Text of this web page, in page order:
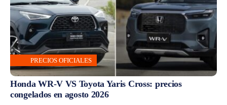
PRECIOS OFICIALES
Honda WR-V VS Toyota Yaris Cross: precios
congelados en agosto 2026